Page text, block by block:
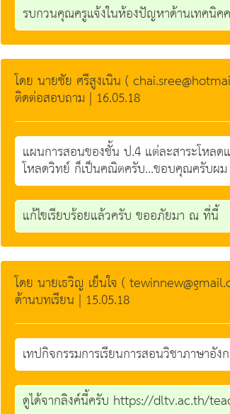
รบกวนคุณครูแจ้งในห้องปัญหาด้านเทคนิค
โดย นายชัย ศรีสูงเนิน (
ติดต่อสอบถาม | 16.05.18
แผนการสอนของชั้น ป.4 แต่ละสาระโหล
โหลดวิทย์ ก็เป็นคณิตครับ...ขอบคุณครับผม
แก้ไขเรียบร้อยแล้วครับ ขออภัยมา ณ ที่นี้
โดย นายเธวิญ เย็นใจ (
ด้านบทเรียน | 15.05.18
เทปกิจกรรมการเรียนการสอนวิชาภาษาอั
ดูได้จากลิงค์นี้ครับ https://dltv.ac.th/